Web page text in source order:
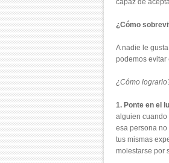
capaz de
¿Cómo
A nadie le
podemos evitar
¿Cómo
1. Ponte en el
alguien cuando
esa persona no
tus mismas
molestarse por